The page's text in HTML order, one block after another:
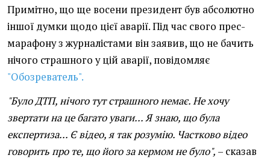
Примітно, що ще восени президент був абсолютно
іншої думки щодо цієї аварії. Під час свого прес-
марафону з журналістами він заявив, що не бачить
нічого страшного у цій аварії, повідомляє
"Обозреватель".
"Було ДТП, нічого тут страшного немає. Не хочу
звертати на це багато уваги... Я знаю, що була
експертиза... Є відео, я так розумію. Частково відео
говорить про те, що його за кермом не було", – сказав